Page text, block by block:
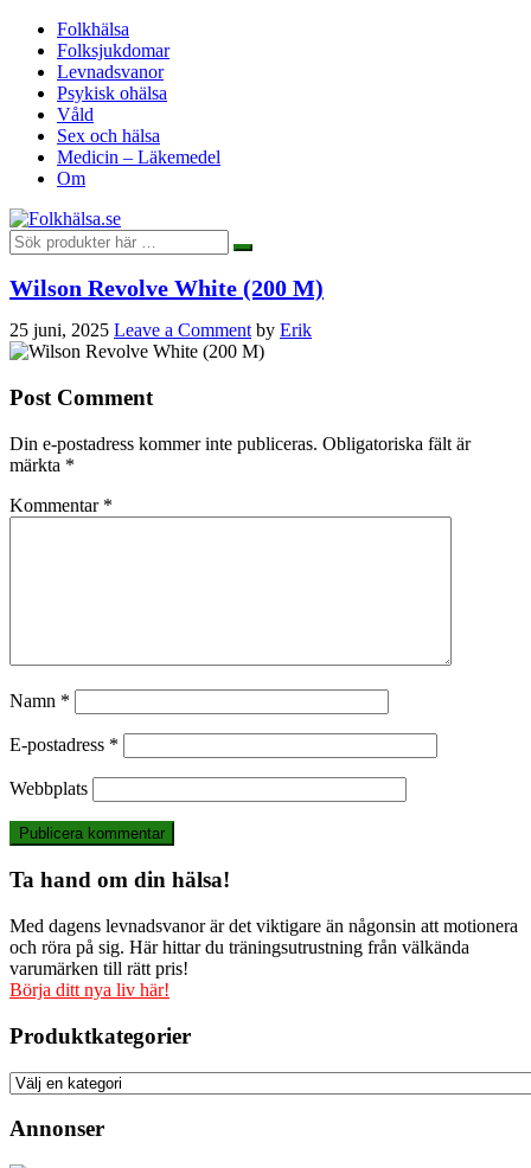
Folkhälsa
Folksjukdomar
Levnadsvanor
Psykisk ohälsa
Våld
Sex och hälsa
Medicin – Läkemedel
Om
Wilson Revolve White (200 M)
25 juni, 2025 Leave a Comment by Erik
Post Comment
Din e-postadress kommer inte publiceras. Obligatoriska fält är
märkta *
Kommentar *
Namn *
E-postadress *
Webbplats
Ta hand om din hälsa!
Med dagens levnadsvanor är det viktigare än någonsin att motionera
och röra på sig. Här hittar du träningsutrustning från välkända
varumärken till rätt pris!
Börja ditt nya liv här!
Produktkategorier
Annonser